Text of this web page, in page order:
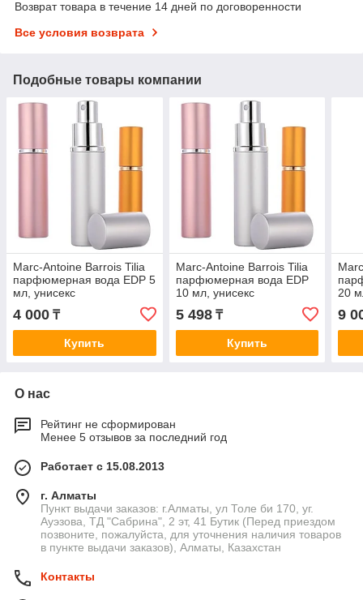
Возврат товара в течение 14 дней по договоренности
Все условия возврата
Подобные товары компании
Marc-Antoine Barrois Tilia
парфюмерная вода EDP 5
мл, унисекс
4 000 ₸
Купить
Marc-Antoine Barrois Tilia
парфюмерная вода EDP
10 мл, унисекс
5 498₸
Купить
20
9
О нас
Рейтинг не сформирован
Менее 5 отзывов за последний год
Работает с 15.08.2013
г. Алматы
Пункт выдачи заказов: г.Алматы, ул Толе би 170, уг.
Ауэзова, ТД "Сабрина", 2 эт, 41 Бутик (Перед приездом
позвоните, пожалуйста, для уточнения наличия товаров
в пункте выдачи заказов), Алматы, Казахстан
Контакты